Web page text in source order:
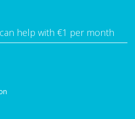
help with €1 per month